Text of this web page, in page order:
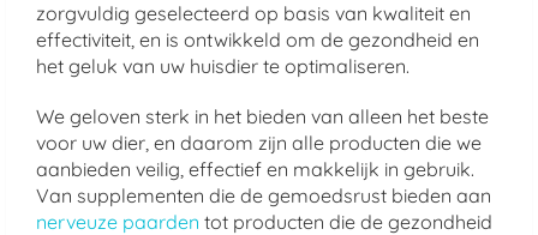
zorgvuldig geselecteerd op basis van kwaliteit en
effectiviteit, en is ontwikkeld om de gezondheid en
het geluk van uw huisdier te optimaliseren.
We geloven sterk in het bieden van alleen het beste
voor uw dier, en daarom zijn alle producten die we
aanbieden veilig, effectief en makkelijk in gebruik.
Van supplementen die de gemoedsrust bieden aan
nerveuze paarden tot producten die de gezondheid